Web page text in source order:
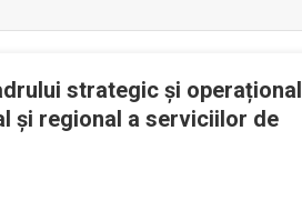
strategic și operațional
și regional a serviciilor de